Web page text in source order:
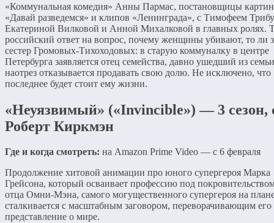
«Коммунальная комедия» Анны Пармас, постановщицы
«Давай разведемся» и клипов «Ленинграда», с Тимофеем
Екатериной Вилковой и Анной Михалковой в главных ролях.
российский ответ на вопрос, почему женщины убивают, то ли
сестер Громовых-Тихоходовых: в старую коммуналку в центре
Петербурга заявляется отец семейства, давно ушедший из
наотрез отказывается продавать свою долю. Не исключено, что
последнее будет стоит ему жизни.
«Неуязвимый» («Invincible») — 3 сезон,
Роберт Киркмэн
Где и когда смотреть: на Amazon Prime Video — с 6 февраля
Продолжение хитовой анимации про юного супергероя Марка
Грейсона, который осваивает профессию под
отца Омни-Мэна, самого могущественного супергероя на
сталкивается с масштабным заговором, переворачивающим его
представление о мире.